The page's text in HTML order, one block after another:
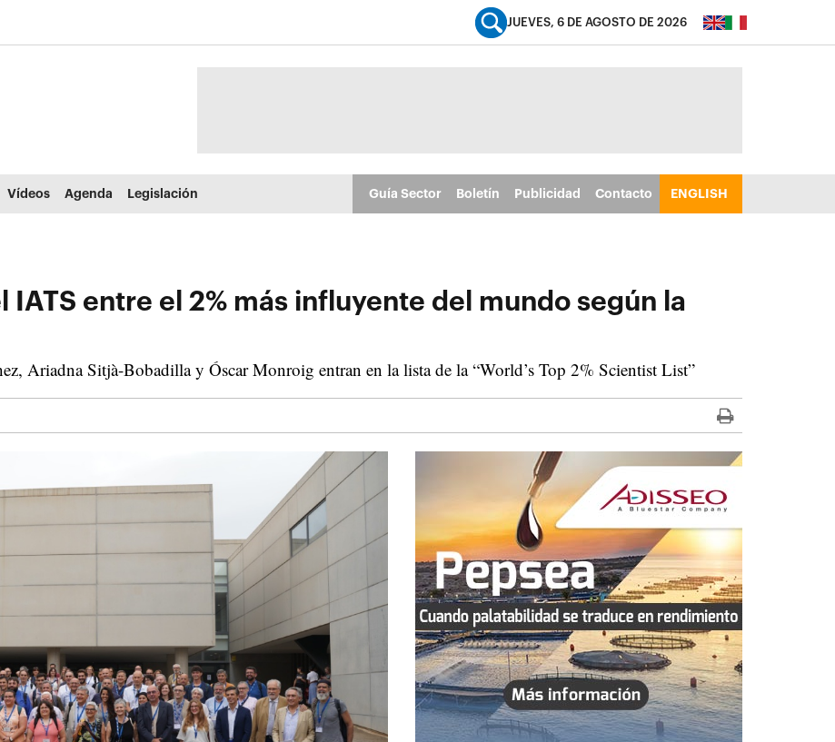
JUEVES, 6 DE AGOSTO DE 2026
Vídeos Agenda Legislación Guía Sector Boletín Publicidad Contacto ENGLISH
IATS entre el 2% más influyente del mundo según la
Ariadna Sitjà-Bobadilla y Óscar Monroig entran en la lista de la “World’s Top 2% Scientist List”